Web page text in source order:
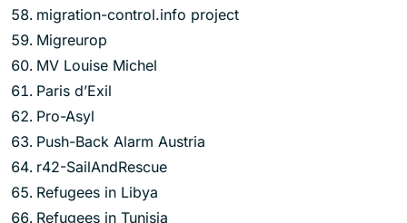
migration-control.info project
Migreurop
MV Louise Michel
Paris d’Exil
Pro-Asyl
Push-Back Alarm Austria
r42-SailAndRescue
Refugees in Libya
Refugees in Tunisia